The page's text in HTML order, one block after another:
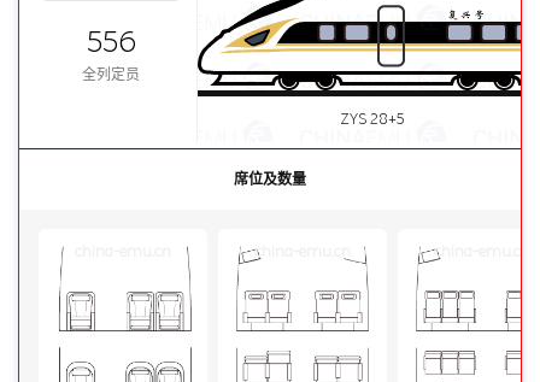
556
全列定员
ZYS 28+5
席位及数量
china-emu.cn china-emu.cn